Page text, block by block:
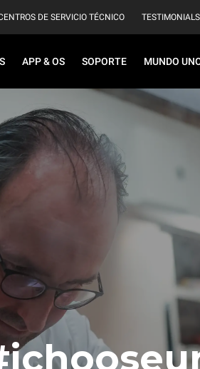
DE SERVICIO TÉCNICO TESTIMONIALS
APP & OS SOPORTE MUNDO